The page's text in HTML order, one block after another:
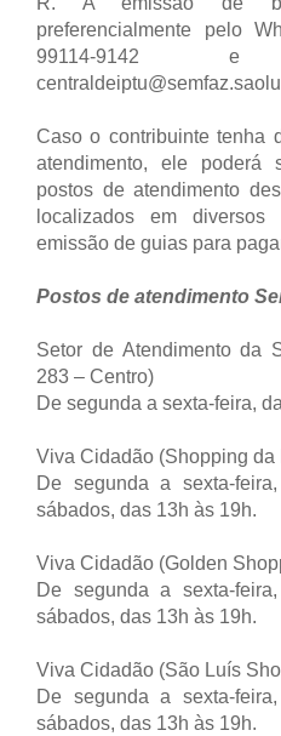
preferencialmente pelo
99114-9142
Caso o contribuinte tenha
atendimento, ele
postos de atendimento
localizados em
emissão de guias para
Postos de atendimento
Setor de Atendimento da
283 – Centro)
De segunda a sexta-feira,
Viva Cidadão (Shopping da
De segunda a sexta-
sábados, das 13h às 19h.
Viva Cidadão (Golden
De segunda a sexta-
sábados, das 13h às 19h.
Viva Cidadão (São Luís
De segunda a sexta-
sábados, das 13h às 19h.